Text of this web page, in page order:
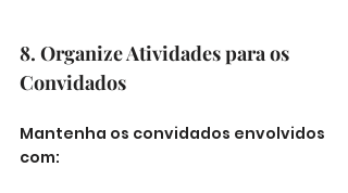
8. Organize Atividades para os
Convidados
Mantenha os convidados envolvidos
com: